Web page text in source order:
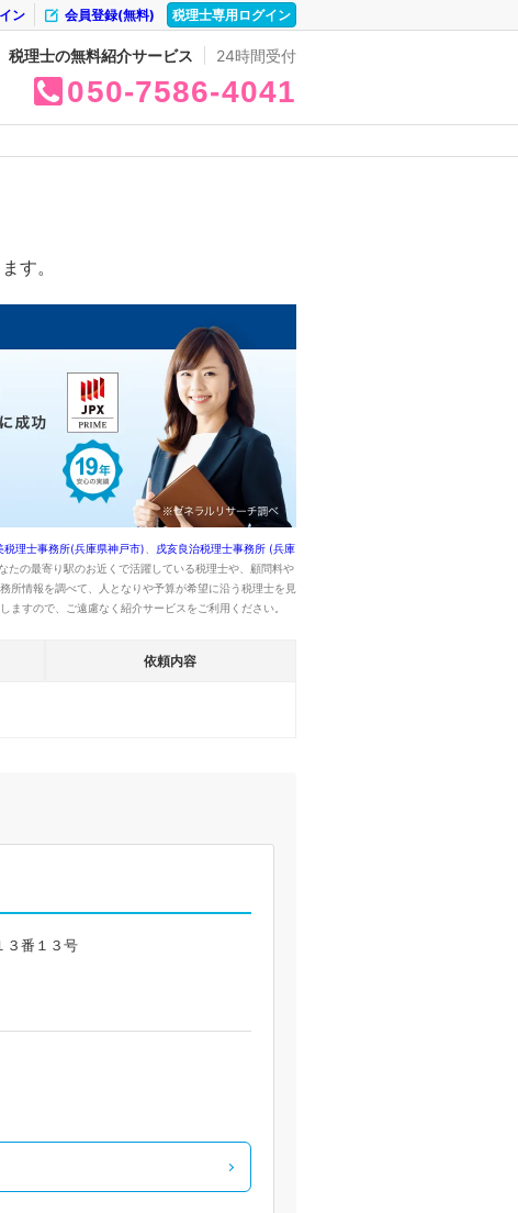
税理士専用ログイン
会員登録(無料)
ン
税理士の無料紹介サービス 24時間受付
050 7586 4041
す。
税理士事務所(兵庫県神戸市)
戌亥良治税理士事務所 (兵庫
たの最寄り駅のお近くで活躍している税理士や、顧問料や
所情報を調べて、人となりや予算が希望に沿う税理士を見
すので、ご遠慮なく紹介サービスをご利用ください。
依頼内容
３番１３号